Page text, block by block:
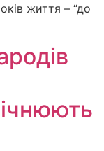
життя – “до